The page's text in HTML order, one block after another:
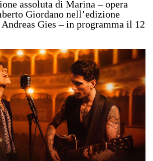
assoluta di Marina – opera
Giordano nell’edizione
Gies – in programma il 12